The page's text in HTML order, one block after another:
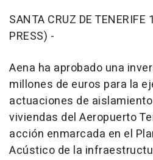
SANTA CRUZ DE TENERIFE
PRESS) -
Aena ha aprobado una
millones de euros para la
actuaciones de
viviendas del Aeropuerto
acción enmarcada en el
Acústico de la